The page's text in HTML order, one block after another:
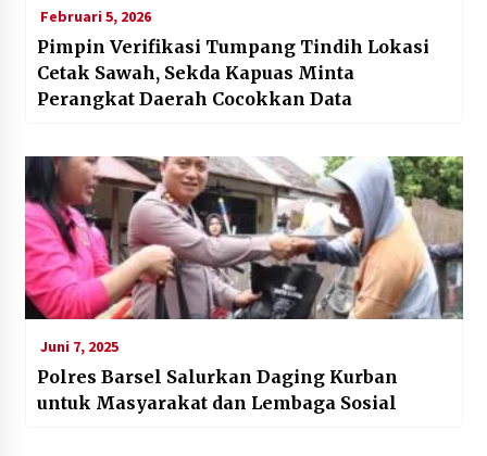
Februari 5, 2026
Pimpin Verifikasi Tumpang Tindih Lokasi
Cetak Sawah, Sekda Kapuas Minta
Perangkat Daerah Cocokkan Data
Juni 7, 2025
Polres Barsel Salurkan Daging Kurban
untuk Masyarakat dan Lembaga Sosial